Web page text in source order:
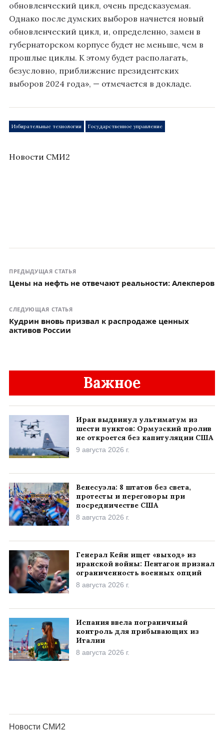
обновленческий цикл, очень предсказуемая.
Однако после думских выборов начнется новый
обновленческий цикл, и, определенно, замен в
губернаторском корпусе будет не меньше, чем в
прошлые циклы. К этому будет располагать,
безусловно, приближение президентских
выборов 2024 года», — отмечается в докладе.
Избирательные технологии Государственное управление
Новости СМИ2
ПРЕДЫДУЩАЯ СТАТЬЯ
Цены на нефть не отвечают реальности: Алекперов
СЛЕДУЮЩАЯ СТАТЬЯ
Кудрин вновь призвал к распродаже ценных
активов России
Важное
Иран выдвинул ультиматум из
шести пунктов: Ормузский пролив
не откроется без капитуляции США
9 августа 2026 г.
Венесуэла: 8 штатов без света,
протесты и переговоры при
посредничестве США
8 августа 2026 г.
Генерал Кейн ищет «выход» из
иранской войны: Пентагон признал
ограниченность военных опций
8 августа 2026 г.
Испания ввела пограничный
контроль для прибывающих из
Италии
8 августа 2026 г.